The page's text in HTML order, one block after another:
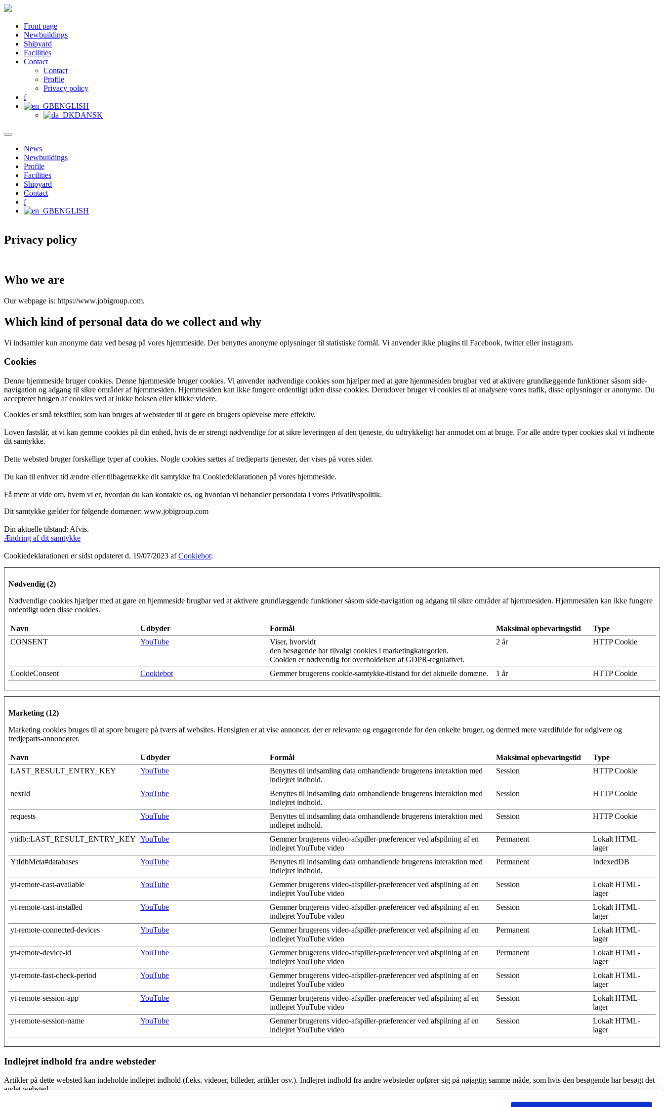
Front page
Newbuildings
Shipyard
Facilities
Contact
Contact
Profile
Privacy policy
f
ENGLISH
DANSK
News
Newbuildings
Profile
Facilities
Shipyard
Contact
f
ENGLISH
Privacy policy
Who we are
Our webpage is: https://www.jobigroup.com.
Which kind of personal data do we collect and why
Vi indsamler kun anonyme data ved besøg på vores hjemmeside. Der benyttes anonyme oplysninger til statistiske formål. Vi anvender ikke plugins til Facebook, twitter eller instagram.
Cookies
Denne hjemmeside bruger cookies. Denne hjemmeside bruger cookies. Vi anvender nødvendige cookies som hjælper med at gøre hjemmesiden brugbar ved at aktivere grundlæggende funktioner såsom side-
navigation og adgang til sikre områder af hjemmesiden. Hjemmesiden kan ikke fungere ordentligt uden disse cookies. Derudover bruger vi cookies til at analysere vores trafik, disse oplysninger er anonyme. Du
accepterer brugen af cookies ved at lukke boksen eller klikke videre.
Cookies er små tekstfiler, som kan bruges af websteder til at gøre en brugers oplevelse mere effektiv.
Loven fastslår, at vi kan gemme cookies på din enhed, hvis de er strengt nødvendige for at sikre leveringen af den tjeneste, du udtrykkeligt har anmodet om at bruge. For alle andre typer cookies skal vi indhente
dit samtykke.
Dette websted bruger forskellige typer af cookies. Nogle cookies sættes af tredjeparts tjenester, der vises på vores sider.
Du kan til enhver tid ændre eller tilbagetrække dit samtykke fra Cookiedeklarationen på vores hjemmeside.
Få mere at vide om, hvem vi er, hvordan du kan kontakte os, og hvordan vi behandler persondata i vores Privatlivspolitik.
Dit samtykke gælder for følgende domæner: www.jobigroup.com
Din aktuelle tilstand: Afvis.
Ændring af dit samtykke
Cookiedeklarationen er sidst opdateret d. 19/07/2023 afCookiebot:
Nødvendig (2)
Nødvendige cookies hjælper med at gøre en hjemmeside brugbar ved at aktivere grundlæggende funktioner såsom side-navigation og adgang til sikre områder af hjemmesiden. Hjemmesiden kan ikke fungere
ordentligt uden disse cookies.
Navn Udbyder Formål Maksimal opbevaringstid
Type
CONSENT
YouTube
Viser, hvorvidt
den besøgende har tilvalgt cookies i marketingkategorien.
Cookien er nødvendig for overholdelsen af GDPR-regulativet.
2 år HTTP Cookie
CookieConsent Cookiebot Gemmer brugerens cookie-samtykke-tilstand for det aktuelle domæne. 1 år HTTP Cookie
Marketing (12)
Marketing cookies bruges til at spore brugere på tværs af websites. Hensigten er at vise annoncer, der er relevante og engagerende for den enkelte bruger, og dermed mere værdifulde for udgivere og
tredjeparts-annoncører.
Navn Udbyder Formål Maksimal opbevaringstid
Type
LAST_RESULT_ENTRY_KEY
YouTube
Benyttes til indsamling data omhandlende brugerens interaktion med
indlejret indhold.
Session HTTP Cookie
nextId YouTube
Benyttes til indsamling data omhandlende brugerens interaktion med
indlejret indhold.
Session HTTP Cookie
requests YouTube
Benyttes til indsamling data omhandlende brugerens interaktion med
indlejret indhold.
Session HTTP Cookie
ytidb::LAST_RESULT_ENTRY_KEY YouTube
Gemmer brugerens video-afspiller-præferencer ved afspilning af en
indlejret YouTube video
Permanent
Lokalt HTML-
lager
YtIdbMeta#databases
YouTube
Benyttes til indsamling data omhandlende brugerens interaktion med
indlejret indhold.
Permanent IndexedDB
yt-remote-cast-available YouTube
Gemmer brugerens video-afspiller-præferencer ved afspilning af en
indlejret YouTube video
Session
Lokalt HTML-
lager
yt-remote-cast-installed
YouTube
Gemmer brugerens video-afspiller-præferencer ved afspilning af en
indlejret YouTube video
Session
Lokalt HTML-
lager
yt-remote-connected-devices
YouTube
Gemmer brugerens video-afspiller-præferencer ved afspilning af en
indlejret YouTube video
Permanent
Lokalt HTML-
lager
yt-remote-device-id
YouTube
Gemmer brugerens video-afspiller-præferencer ved afspilning af en
indlejret YouTube video
Permanent
Lokalt HTML-
lager
yt-remote-fast-check-period
YouTube
Gemmer brugerens video-afspiller-præferencer ved afspilning af en
indlejret YouTube video
Session
Lokalt HTML-
lager
yt-remote-session-app
YouTube
Gemmer brugerens video-afspiller-præferencer ved afspilning af en
indlejret YouTube video
Session
Lokalt HTML-
lager
yt-remote-session-name
YouTube
Gemmer brugerens video-afspiller-præferencer ved afspilning af en
indlejret YouTube video
Session
Lokalt HTML-
lager
Indlejret indhold fra andre websteder
Artikler på dette websted kan indeholde indlejret indhold (f.eks. videoer, billeder, artikler osv.). Indlejret indhold fra andre websteder opfører sig på nøjagtig samme måde, som hvis den besøgende har besøgt det
andet websted.